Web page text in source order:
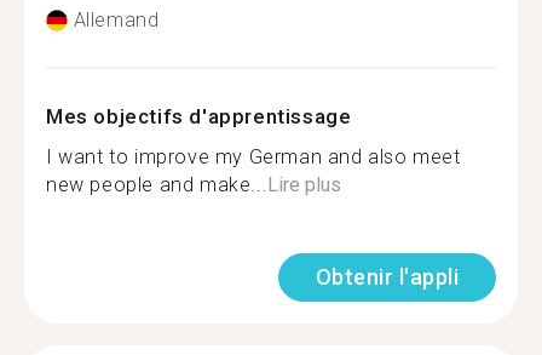
Allemand
Mes objectifs d'apprentissage
I want to improve my German and also meet
new people and make...Lire plus
Obtenir l'appli